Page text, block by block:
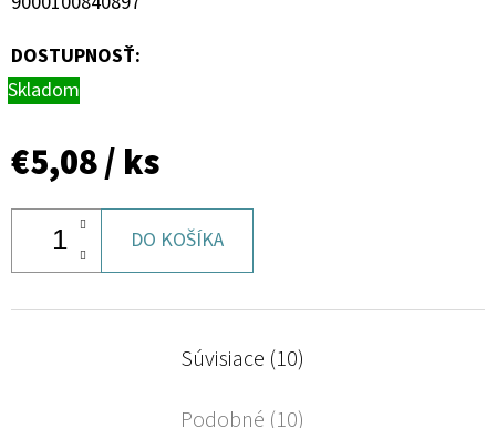
DOSTUPNOSŤ:
Skladom
€5,08/ ks
DO KOŠÍKA
Súvisiace (10)
Podobné (10)